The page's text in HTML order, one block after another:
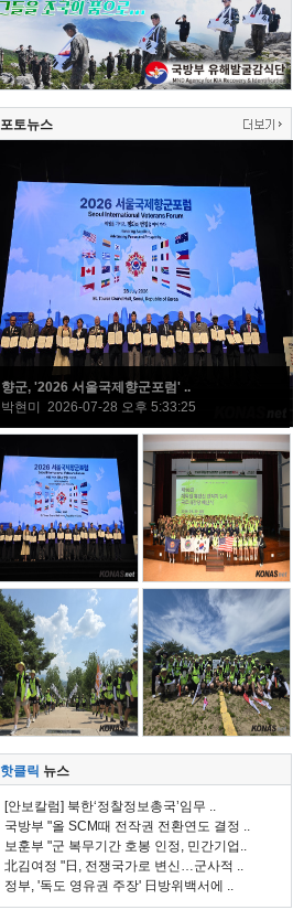
포토뉴스
향군, '2026 서울국제향군포럼' ..
박현미 2026-07-28 오후 5:33:25
핫클릭 뉴스
[안보칼럼] 북한‘정찰정보총국’임무 ..
국방부 "올 SCM때 전작권 전환연도 결정 ..
보훈부 "군 복무기간 호봉 인정, 민간기업..
北김여정 "日, 전쟁국가로 변신…군사적 ..
정부, '독도 영유권 주장' 日방위백서에 ..